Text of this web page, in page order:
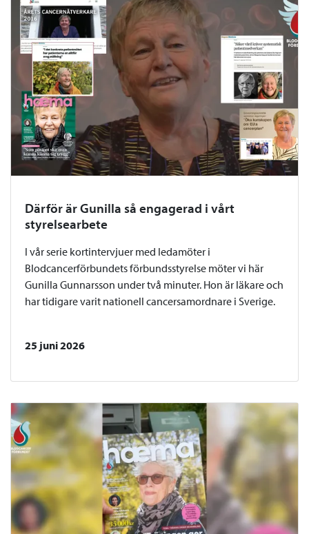
Därför är Gunilla så engagerad i vårt
styrelsearbete
I vår serie kortintervjuer med ledamöter i
Blodcancerförbundets förbundsstyrelse möter vi här
Gunilla Gunnarsson under två minuter. Hon är läkare och
har tidigare varit nationell cancersamordnare i Sverige.
25 juni 2026